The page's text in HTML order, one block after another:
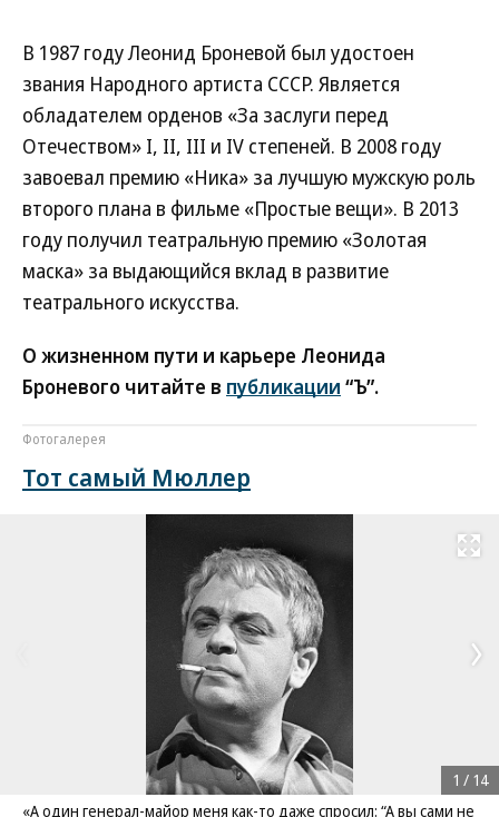
В 1987 году Леонид Броневой был удостоен
звания Народного артиста СССР. Является
обладателем орденов «За заслуги перед
Отечеством» I, II, III и IV степеней. В 2008 году
завоевал премию «Ника» за лучшую мужскую роль
второго плана в фильме «Простые вещи». В 2013
году получил театральную премию «Золотая
маска» за выдающийся вклад в развитие
театрального искусства.
О жизненном пути и карьере Леонида
Броневого читайте в публикации “Ъ”.
Фотогалерея
Тот самый Мюллер
Развернуть
«А один генерал-майор меня как-то даже спросил: “А вы сами не
1 / 14